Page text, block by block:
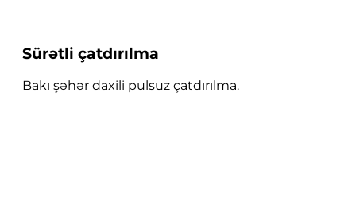
Sürətli çatdırılma
Bakı şəhər daxili pulsuz çatdırılma.